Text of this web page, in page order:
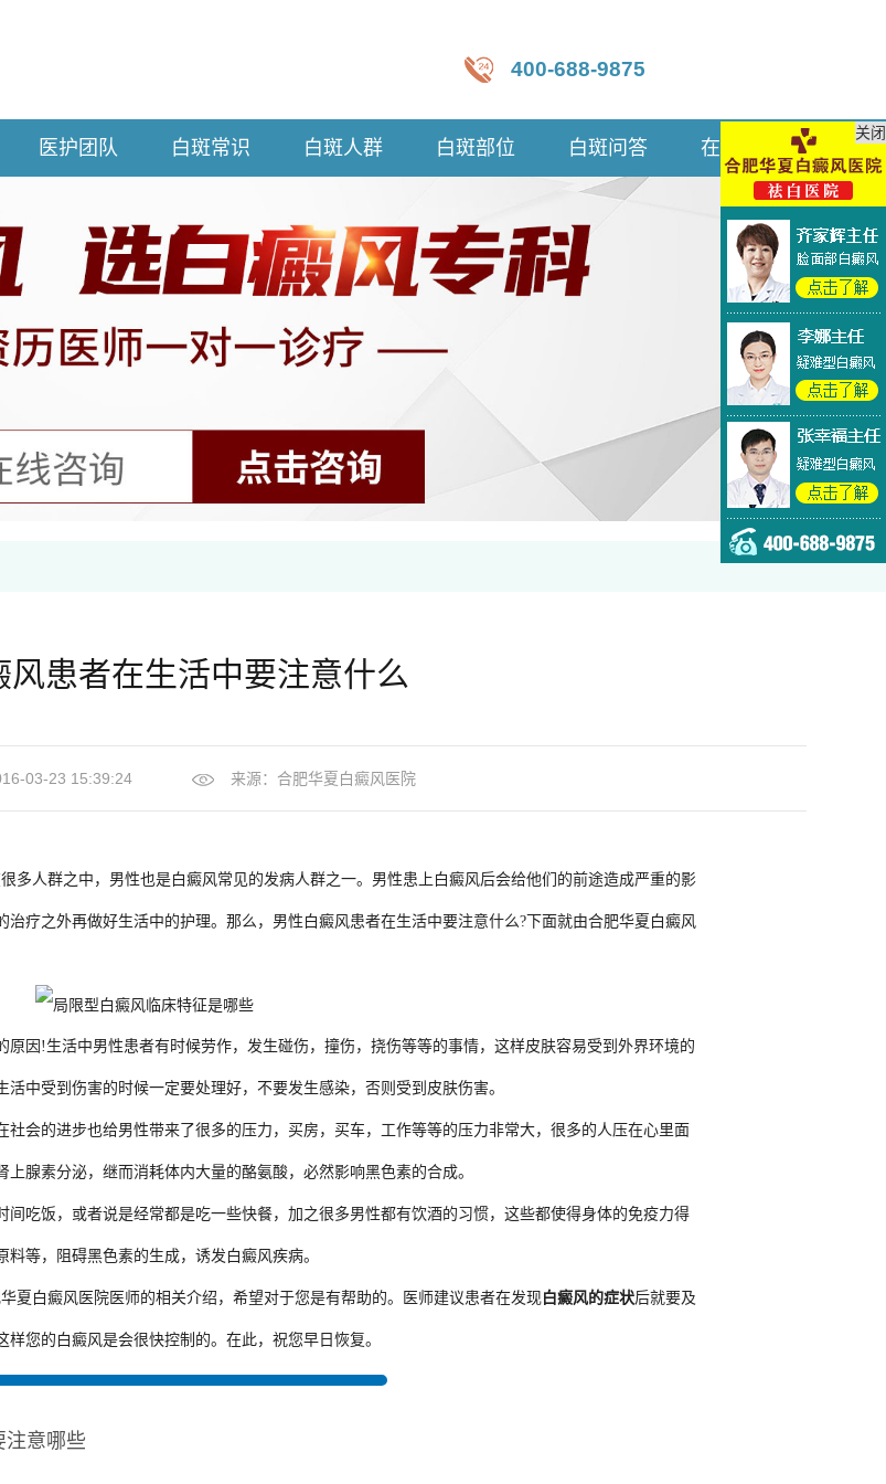
400-688-9875
医护团队 白斑常识 白斑人群 白斑部位 白斑问答 在线咨询
风患者在生活中要注意什么
03-23 15:39:24 来源： 合肥华夏白癜风医院
多人群之中，男性也是白癜风常见的发病人群之一。男性患上白癜风后会给他们的前途造成严重的影
疗之外再做好生活中的护理。那么， 男性白癜风患者在生活中要注意什么?下面就由合肥华夏 白癜风
!生活中男性患者有时候劳作，发生碰伤，撞伤，挠伤等等的事情，这样皮肤容易受到外界环境的
中受到伤害的时候一定要处理好，不要发生感染，否则受到皮肤伤害。
的进步也给男性带来了很多的压力，买房，买车，工作等等的压力非常大，很多的人压在心里面
腺素分泌，继而消耗体内大量的酪氨酸，必然影响黑色素的合成。
饭，或者说是经常都是吃一些快餐，加之很多男性都有饮酒的习惯，这些都使得身体的免疫力得
等，阻碍黑色素的生成，诱发白癜风疾病。
夏 白癜风医院 医师的相关介绍，希望对于您是有帮助的。医师建议患者在发现白癜风的症状后就要及
您的白癜风是会很快控制的。在此，祝您早日恢复。
注意哪些
关闭
合肥华夏白癜风预约挂号中心
在的，请讲！您的白斑在什么部位？